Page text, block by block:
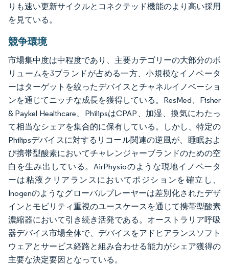
りも速い更新サイクルとコネクテッド機能のより高い採用
を見ている。
競争環境
市場集中度は中程度であり、主要カテゴリーの大部分のボ
リュームを3ブランドが占める一方、小規模なイノベータ
ーはターゲットを絞ったデバイスとチャネルイノベーショ
ンを通じてニッチな成長を獲得している。ResMed、Fisher
& Paykel Healthcare、PhilipsはCPAP、加湿、換気にわたっ
て相当なシェアを集合的に保有している。しかし、特定の
Philipsデバイスに対するリコール関連の逆風が、睡眠およ
び携帯型酸素においてチャレンジャーブランドのための空
白を生み出している。AirPhysioのような現地イノベータ
ーは粘液クリアランスにおいてポジションを確立し、
Inogenのようなグローバルプレーヤーは差別化されたデザ
インとモビリティ重視のユースケースを通じて携帯型酸素
濃縮器において引き続き活発である。オーストラリア呼吸
器デバイス市場全体で、デバイスをアドヒアランスソフト
ウェアとサービス経路と組み合わせる能力がシェア獲得の
主要な決定要因となっている。